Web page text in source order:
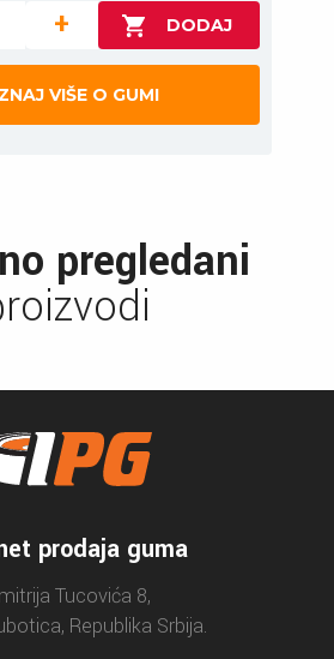
+
VIŠE O GUMI
pregledani
prodaja guma
Tucovića 8,
Republika Srbija.